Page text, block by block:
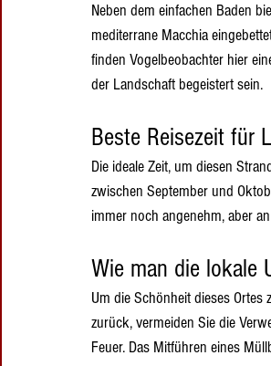
Neben dem einfachen Baden
mediterrane Macchia
finden Vogelbeobachter hier
der Landschaft begeistert sein.
Beste Reisezeit für
Die ideale Zeit, um diesen
zwischen September und
immer noch angenehm, aber
Wie man die lokale
Um die Schönheit dieses
zurück, vermeiden Sie die
Feuer. Das Mitführen eines